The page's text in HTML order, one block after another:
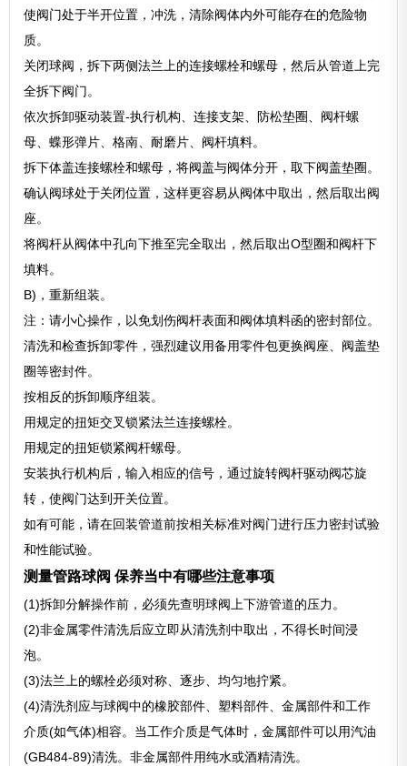
使阀门处于半开位置，冲洗，清除阀体内外可能存在的危险物
质。
关闭球阀，拆下两侧法兰上的连接螺栓和螺母，然后从管道上完
全拆下阀门。
依次拆卸驱动装置-执行机构、连接支架、防松垫圈、阀杆螺
母、蝶形弹片、格南、耐磨片、阀杆填料。
拆下体盖连接螺栓和螺母，将阀盖与阀体分开，取下阀盖垫圈。
确认阀球处于关闭位置，这样更容易从阀体中取出，然后取出阀
座。
将阀杆从阀体中孔向下推至完全取出，然后取出O型圈和阀杆下
填料。
B)，重新组装。
注：请小心操作，以免划伤阀杆表面和阀体填料函的密封部位。
清洗和检查拆卸零件，强烈建议用备用零件包更换阀座、阀盖垫
圈等密封件。
按相反的拆卸顺序组装。
用规定的扭矩交叉锁紧法兰连接螺栓。
用规定的扭矩锁紧阀杆螺母。
安装执行机构后，输入相应的信号，通过旋转阀杆驱动阀芯旋
转，使阀门达到开关位置。
如有可能，请在回装管道前按相关标准对阀门进行压力密封试验
和性能试验。
测量管路球阀 保养当中有哪些注意事项
(1)拆卸分解操作前，必须先查明球阀上下游管道的压力。
(2)非金属零件清洗后应立即从清洗剂中取出，不得长时间浸
泡。
(3)法兰上的螺栓必须对称、逐步、均匀地拧紧。
(4)清洗剂应与球阀中的橡胶部件、塑料部件、金属部件和工作
介质(如气体)相容。当工作介质是气体时，金属部件可以用汽油
(GB484-89)清洗。非金属部件用纯水或酒精清洗。